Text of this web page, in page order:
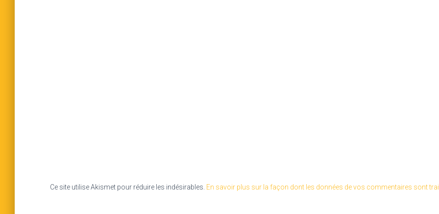
Ce site utilise Akismet pour réduire les indésirables. En savoir plus sur la façon dont les données de vos commentaires sont